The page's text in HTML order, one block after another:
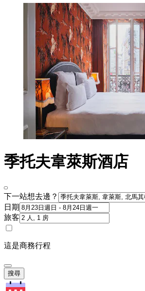
季托夫韋萊斯酒店
下一站想去邊？
日期
旅客
這是商務行程
搜尋